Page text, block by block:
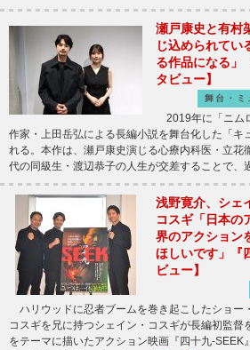
瀬戸康史と有村
じ込められてい
る作品になる
タビュー】
舞台・ミ
2019年に「ニム
作家・上田岳弘による長編小説を舞台化した「キ
れる。本作は、瀬戸康史演じる心療内科医・立花
代の同級生・渡辺恭子の人生が交差することで、
浅野寛介、シェ
コスギ「日本の
界のアクション
ほしいです」『
ビュー】
ハリウッドに忍者ブームを巻き起こしたショー
コスギを兄に持つシェイン・コスギが長編初監督
をテーマに描いたアクション映画『四十九-SEEK